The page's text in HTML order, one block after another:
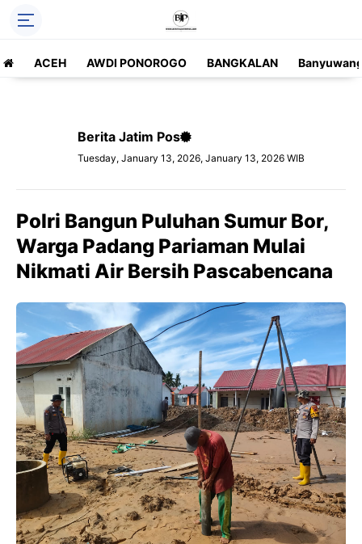
ACEH AWDI PONOROGO BANGKALAN
Berita Jatim Pos
Tuesday, January 13, 2026, January 13, 2026 WIB
Polri Bangun Puluhan Sumur Bor,
Warga Padang Pariaman Mulai
Nikmati Air Bersih Pascabencana